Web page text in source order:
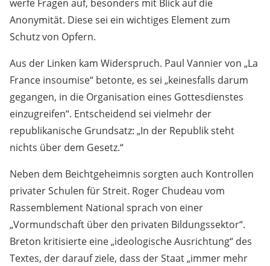
werfe Fragen auf, besonders mit Blick auf die
Anonymität. Diese sei ein wichtiges Element zum
Schutz von Opfern.
Aus der Linken kam Widerspruch. Paul Vannier von „La
France insoumise“ betonte, es sei „keinesfalls darum
gegangen, in die Organisation eines Gottesdienstes
einzugreifen“. Entscheidend sei vielmehr der
republikanische Grundsatz: „In der Republik steht
nichts über dem Gesetz.“
Neben dem Beichtgeheimnis sorgten auch Kontrollen
privater Schulen für Streit. Roger Chudeau vom
Rassemblement National sprach von einer
„Vormundschaft über den privaten Bildungssektor“.
Breton kritisierte eine „ideologische Ausrichtung“ des
Textes, der darauf ziele, dass der Staat „immer mehr